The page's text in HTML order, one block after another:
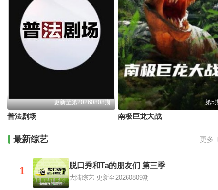
更新至第20260808期
普法剧场
第5
南极巨龙大战
最新综艺 更多
1 脱口秀和Ta的朋友们 第三季
大陆综艺 更新至20260809期